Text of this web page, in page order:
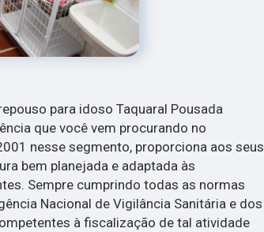
para idoso Taquaral Pousada
que você vem procurando no
nesse segmento, proporciona aos seus
bem planejada e adaptada às
Sempre cumprindo todas as normas
Nacional de Vigilância Sanitária e dos
à fiscalização de tal atividade